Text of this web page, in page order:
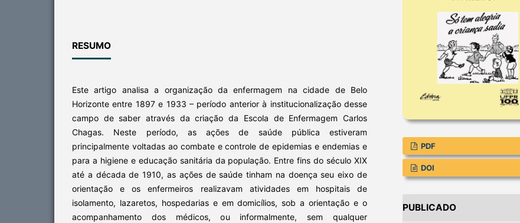
RESUMO
Este artigo analisa a organização da enfermagem na cidade de Belo
Horizonte entre 1897 e 1933 – período anterior à institucionalização desse
campo de saber através da criação da Escola de Enfermagem Carlos
Chagas. Neste período, as ações de saúde pública estiveram
principalmente voltadas ao combate e controle de epidemias e endemias e
para a higiene e educação sanitária da população. Entre fins do século XIX
até a década de 1910, as ações de saúde tinham na doença seu eixo de
orientação e os enfermeiros realizavam atividades em hospitais de
isolamento, lazaretos, hospedarias e em domicílios, sob a orientação e o
acompanhamento dos médicos, ou informalmente, sem qualquer
PDF
DOI
PUBLICADO